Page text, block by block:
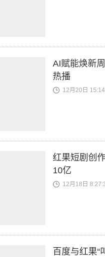
AI赋能焕新
热播
12月20日
红果短剧创
10亿
12月18日
百度与红果“